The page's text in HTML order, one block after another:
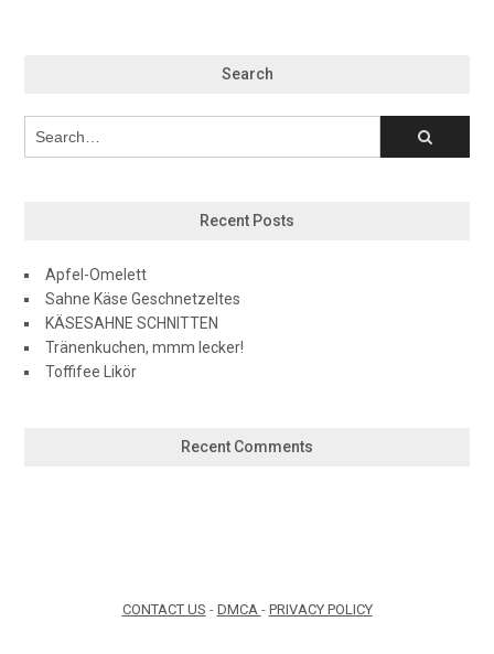
Search
Recent Posts
Apfel-Omelett
Sahne Käse Geschnetzeltes
KÄSESAHNE SCHNITTEN
Tränenkuchen, mmm lecker!
Toffifee Likör
Recent Comments
CONTACT US - DMCA - PRIVACY POLICY